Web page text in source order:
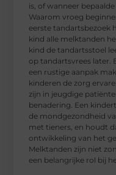
is, of wanneer
Waarom vroeg
eerste tandartsbezoek
kind alle melktanden
kind de tandartsstoel
op tandartsvrees later.
een rustige aanpak
kinderen de zorg
zijn in jeugdige
benadering. Een
de mondgezondheid
met tieners, en houdt
ontwikkeling van het
Melktanden zijn niet
een belangrijke rol bij